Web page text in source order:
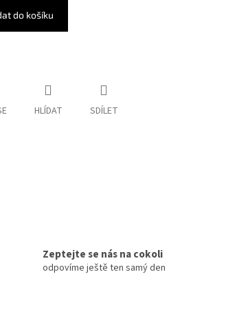
do košíku
HLÍDAT SDÍLET
Zeptejte se nás na cokoli
odpovíme ještě ten samý den